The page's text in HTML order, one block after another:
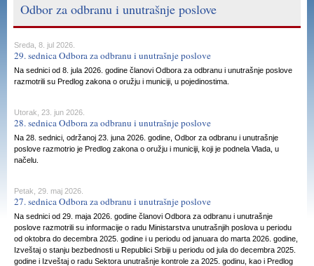
Odbor za odbranu i unutrašnje poslove
Sreda, 8. jul 2026.
29. sednica Odbora za odbranu i unutrašnje poslove
Na sednici od 8. jula 2026. godine članovi Odbora za odbranu i unutrašnje poslove
razmotrili su Predlog zakona o oružju i municiji, u pojedinostima.
Utorak, 23. jun 2026.
28. sednica Odbora za odbranu i unutrašnje poslove
Na 28. sednici, održanoj 23. juna 2026. godine, Odbor za odbranu i unutrašnje
poslove razmotrio je Predlog zakona o oružju i municiji, koji je podnela Vlada, u
načelu.
Petak, 29. maj 2026.
27. sednica Odbora za odbranu i unutrašnje poslove
Na sednici od 29. maja 2026. godine članovi Odbora za odbranu i unutrašnje
poslove razmotrili su informacije o radu Ministarstva unutrašnjih poslova u periodu
od oktobra do decembra 2025. godine i u periodu od januara do marta 2026. godine,
Izveštaj o stanju bezbednosti u Republici Srbiji u periodu od jula do decembra 2025.
godine i Izveštaj o radu Sektora unutrašnje kontrole za 2025. godinu, kao i Predlog